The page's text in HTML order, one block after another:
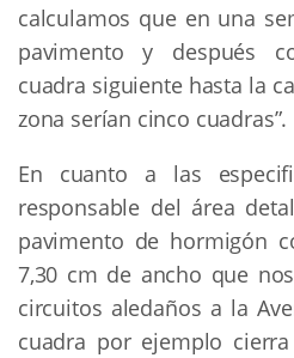
calculamos que en una
pavimento y después
cuadra siguiente hasta la
zona serían cinco cuadras”.
En cuanto a las
responsable del área
pavimento de hormigón
7,30 cm de ancho que
circuitos aledaños a la
cuadra por ejemplo